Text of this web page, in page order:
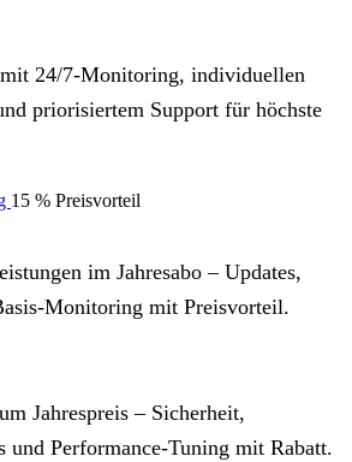
24/7‑Monitoring, individuellen
priorisiertem Support für höchste
15 % Preisvorteil
im Jahresabo – Updates,
mit Preisvorteil.
Jahrespreis – Sicherheit,
und Performance‑Tuning mit Rabatt.